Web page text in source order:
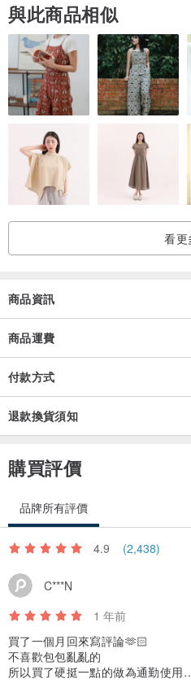
⊿關於材質
Polyester/sp
⊿關於使用與保養
正常方式洗滌即可
⊿關於4.5 studio古著
here to choose
比起快速流行
老實說我更喜歡保留幾十幾年的老衣
有沒有反骨 或許有些
這裡稻稻來稻稻選稻稻配
我們創作/改造/尋寶/勞動/打屁
👉手作設計商品皆 4.5 studio工作室
👉手作客製商品售出後不接受退貨
👉商品皆實品拍攝,顏色可能隨螢幕
若有任何疑問也請在下單前善用留
💪我們提供穿搭想法,歡迎自行開發
購買前勿手滑 請謹慎選購
希望你我都有個愉快的交流
與此商品相似
看更
商品資訊
商品運費
付款方式
退款換貨須知
購買評價
品牌所有評價
4.9 (2,438)
C***N
1 年前
買了一個月回來寫評論🫶🏻
不喜歡包包亂亂的
所以買了硬挺一點的做為通勤使用